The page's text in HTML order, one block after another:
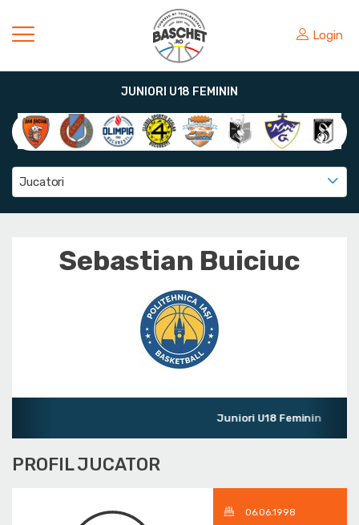
Login
JUNIORI U18 FEMININ
Jucatori
Sebastian Buiciuc
Juniori U18 Feminin
PROFIL JUCATOR
06.06.1998